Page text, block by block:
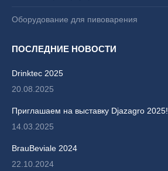
Оборудование для пивоварения
ПОСЛЕДНИЕ НОВОСТИ
Drinktec 2025
20.08.2025
Приглашаем на выставку Djazagro 2025!
14.03.2025
BrauBeviale 2024
22.10.2024